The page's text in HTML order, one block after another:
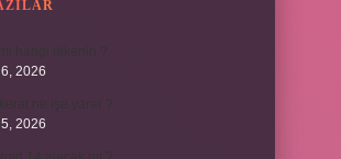
2026
2026